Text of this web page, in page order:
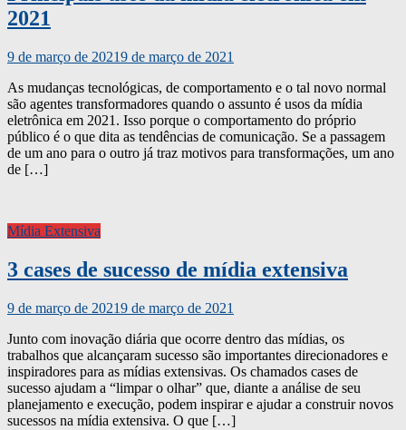
2021
9 de março de 20219 de março de 2021
As mudanças tecnológicas, de comportamento e o tal novo normal
são agentes transformadores quando o assunto é usos da mídia
eletrônica em 2021. Isso porque o comportamento do próprio
público é o que dita as tendências de comunicação. Se a passagem
de um ano para o outro já traz motivos para transformações, um ano
de […]
Mídia Extensiva
3 cases de sucesso de mídia extensiva
9 de março de 20219 de março de 2021
Junto com inovação diária que ocorre dentro das mídias, os
trabalhos que alcançaram sucesso são importantes direcionadores e
inspiradores para as mídias extensivas. Os chamados cases de
sucesso ajudam a “limpar o olhar” que, diante a análise de seu
planejamento e execução, podem inspirar e ajudar a construir novos
sucessos na mídia extensiva. O que […]